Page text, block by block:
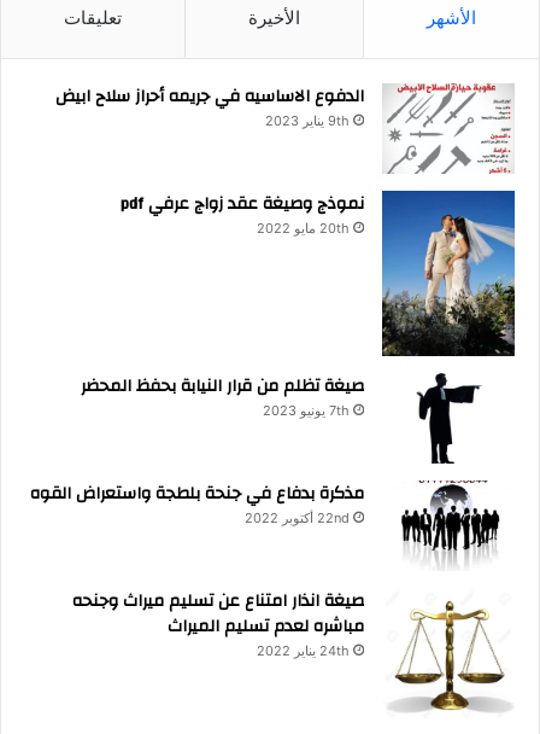
الأشهر الأخيرة تعليقات
الدفوع الاساسيه في جريمه أحراز سلاح ابيض
9th يناير 2023
نموذج وصيغة عقد زواج عرفي pdf
20th مايو 2022
صيغة تظلم من قرار النيابة بحفظ المحضر
7th يونيو 2023
مذكرة بدفاع في جنحة بلطجة واستعراض القوه
22nd أكتوبر 2022
صيغة انذار امتناع عن تسليم ميراث وجنحه
مباشره لعدم تسليم الميراث
24th يناير 2022